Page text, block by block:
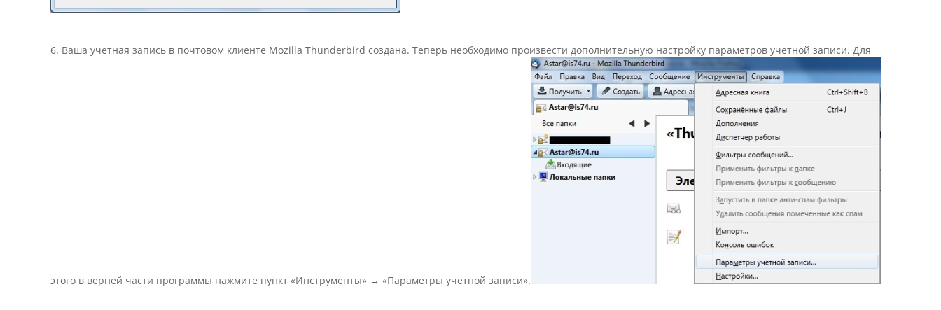
6. Ваша учетная запись в почтовом клиенте Mozilla Thunderbird создана. Теперь необходимо произвести дополнительную настройку параметров учетной записи. Для
этого в верней части программы нажмите пункт «Инструменты» → «Параметры учетной записи».